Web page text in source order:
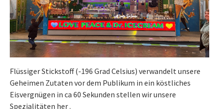
Flüssiger Stickstoff (-196 Grad Celsius) verwandelt unsere
Geheimen Zutaten vor dem Publikum in ein köstliches
Eisvergnügen in ca 60 Sekunden stellen wir unsere
Spezialitäten her .